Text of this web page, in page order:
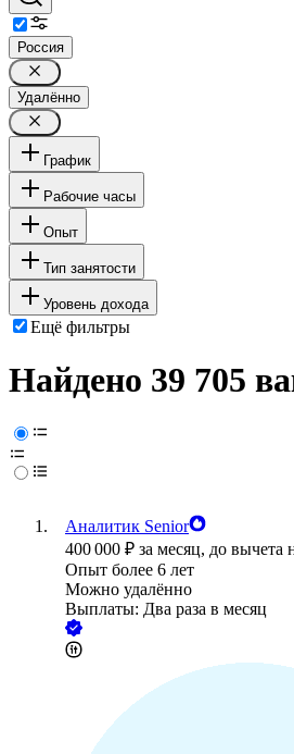
Россия
Удалённо
График
Рабочие часы
Опыт
Тип занятости
Уровень дохода
Ещё фильтры
Найдено 39 705
Аналитик Senior
400 000 ₽ за месяц, до вычета
Опыт более 6 лет
Можно удалённо
Выплаты: Два раза в месяц